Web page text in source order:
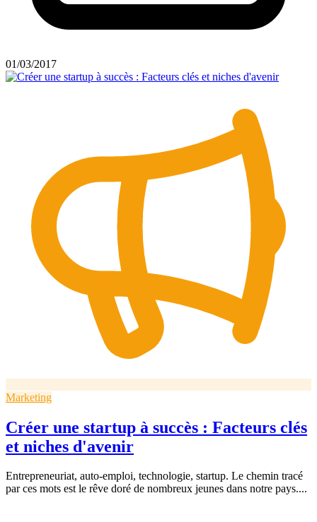
01/03/2017
Marketing
Créer une startup à succès : Facteurs clés
et niches d'avenir
Entrepreneuriat, auto-emploi, technologie, startup. Le chemin tracé
par ces mots est le rêve doré de nombreux jeunes dans notre pays....